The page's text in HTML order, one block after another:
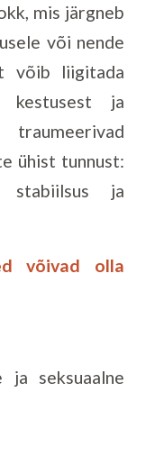
mis järgneb
või nende
võib liigitada
kestusest ja
ühist tunnust:
stabiilsus ja
võivad olla
ja seksuaalne